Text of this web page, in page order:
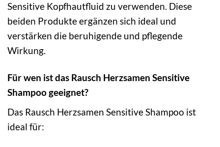
Sensitive Kopfhautfluid zu verwenden. Diese
beiden Produkte ergänzen sich ideal und
verstärken die beruhigende und pflegende
Wirkung.
Für wen ist das Rausch Herzsamen Sensitive
Shampoo geeignet?
Das Rausch Herzsamen Sensitive Shampoo ist
ideal für: